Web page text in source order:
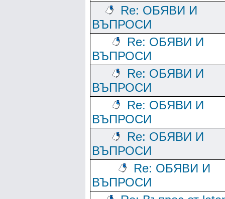
Re: ОБЯВИ И
ВЪПРОСИ
Re: ОБЯВИ И
ВЪПРОСИ
Re: ОБЯВИ И
ВЪПРОСИ
Re: ОБЯВИ И
ВЪПРОСИ
Re: ОБЯВИ И
ВЪПРОСИ
Re: ОБЯВИ И
ВЪПРОСИ